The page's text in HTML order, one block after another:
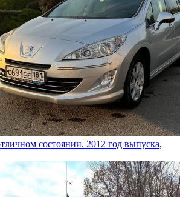
состоянии. 2012 год выпуска,